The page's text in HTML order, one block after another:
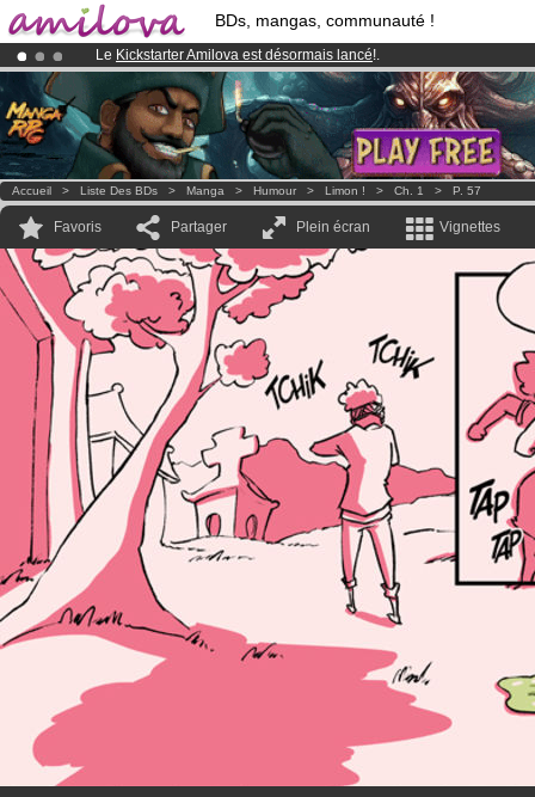
BDs, mangas, communauté !
Le Kickstarter Amilova est désormais lancé!.
Déjà 134393membreset 1208BDs & Mangas!
Abonnement premium: à partir de
3.95 eurospar mois !Clique ici
Accueil > Liste Des BDs > Manga > Humour > Limon ! > Ch. 1 > P. 57
Favoris Partager Plein écran Vignettes